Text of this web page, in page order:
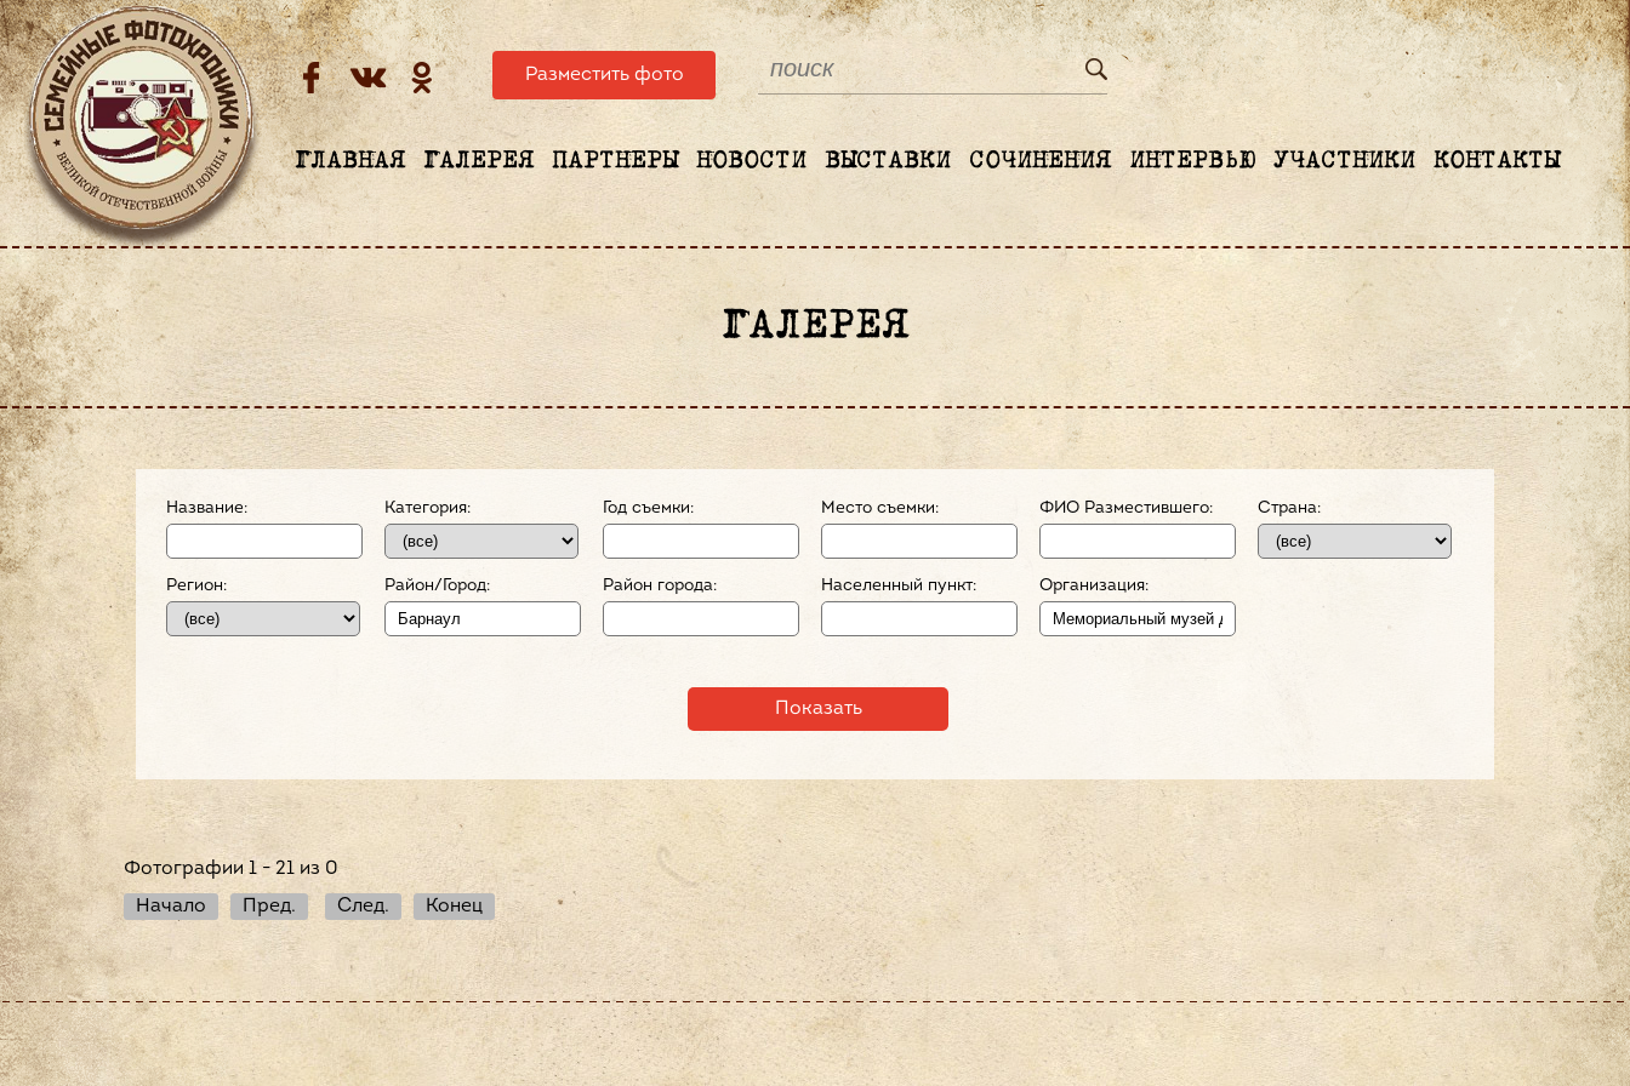
Разместить фото
ГЛАВНАЯ ГАЛЕРЕЯ ПАРТНЕРЫ НОВОСТИ ВЫСТАВКИ СОЧИНЕНИЯ ИНТЕРВЬЮ УЧАСТНИКИ КОНТАКТЫ
ГАЛЕРЕЯ
Название: Категория: Год съемки: Место съемки: ФИО Разместившего: Страна:
Регион: Район/Город: Район города: Населенный пункт: Организация:
Фотографии 1 - 21 из 0
Начало
Пред. След. Конец